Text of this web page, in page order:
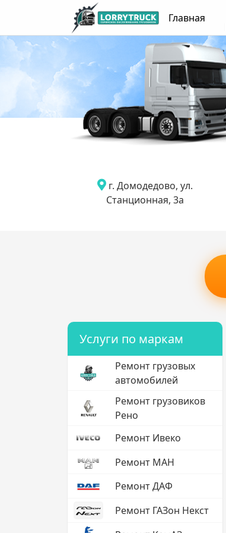
Главная
г. Домодедово, ул.
Станционная, 3а
Услуги по маркам
Ремонт грузовых
автомобилей
Ремонт грузовиков
Рено
Ремонт Ивеко
Ремонт МАН
Ремонт ДАФ
Ремонт ГАЗон Некст